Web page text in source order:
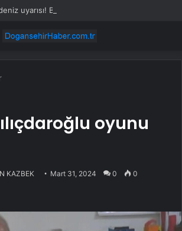
oyunu
KAZBEK Mart 31, 2024 0 0